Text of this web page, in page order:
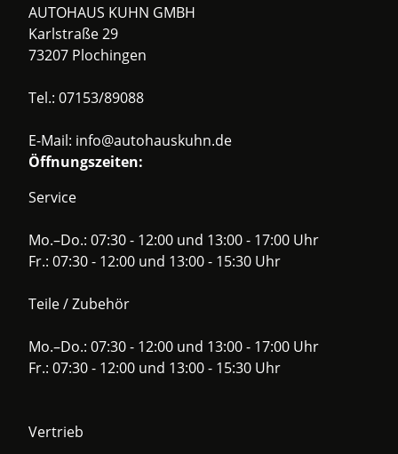
AUTOHAUS KUHN GMBH
Karlstraße 29
73207 Plochingen
Tel.: 07153/89088
E-Mail: info@autohauskuhn.de
Öffnungszeiten:
Service
Mo.–Do.: 07:30 - 12:00 und 13:00 - 17:00 Uhr
Fr.: 07:30 - 12:00 und 13:00 - 15:30 Uhr
Teile / Zubehör
Mo.–Do.: 07:30 - 12:00 und 13:00 - 17:00 Uhr
Fr.: 07:30 - 12:00 und 13:00 - 15:30 Uhr
Vertrieb